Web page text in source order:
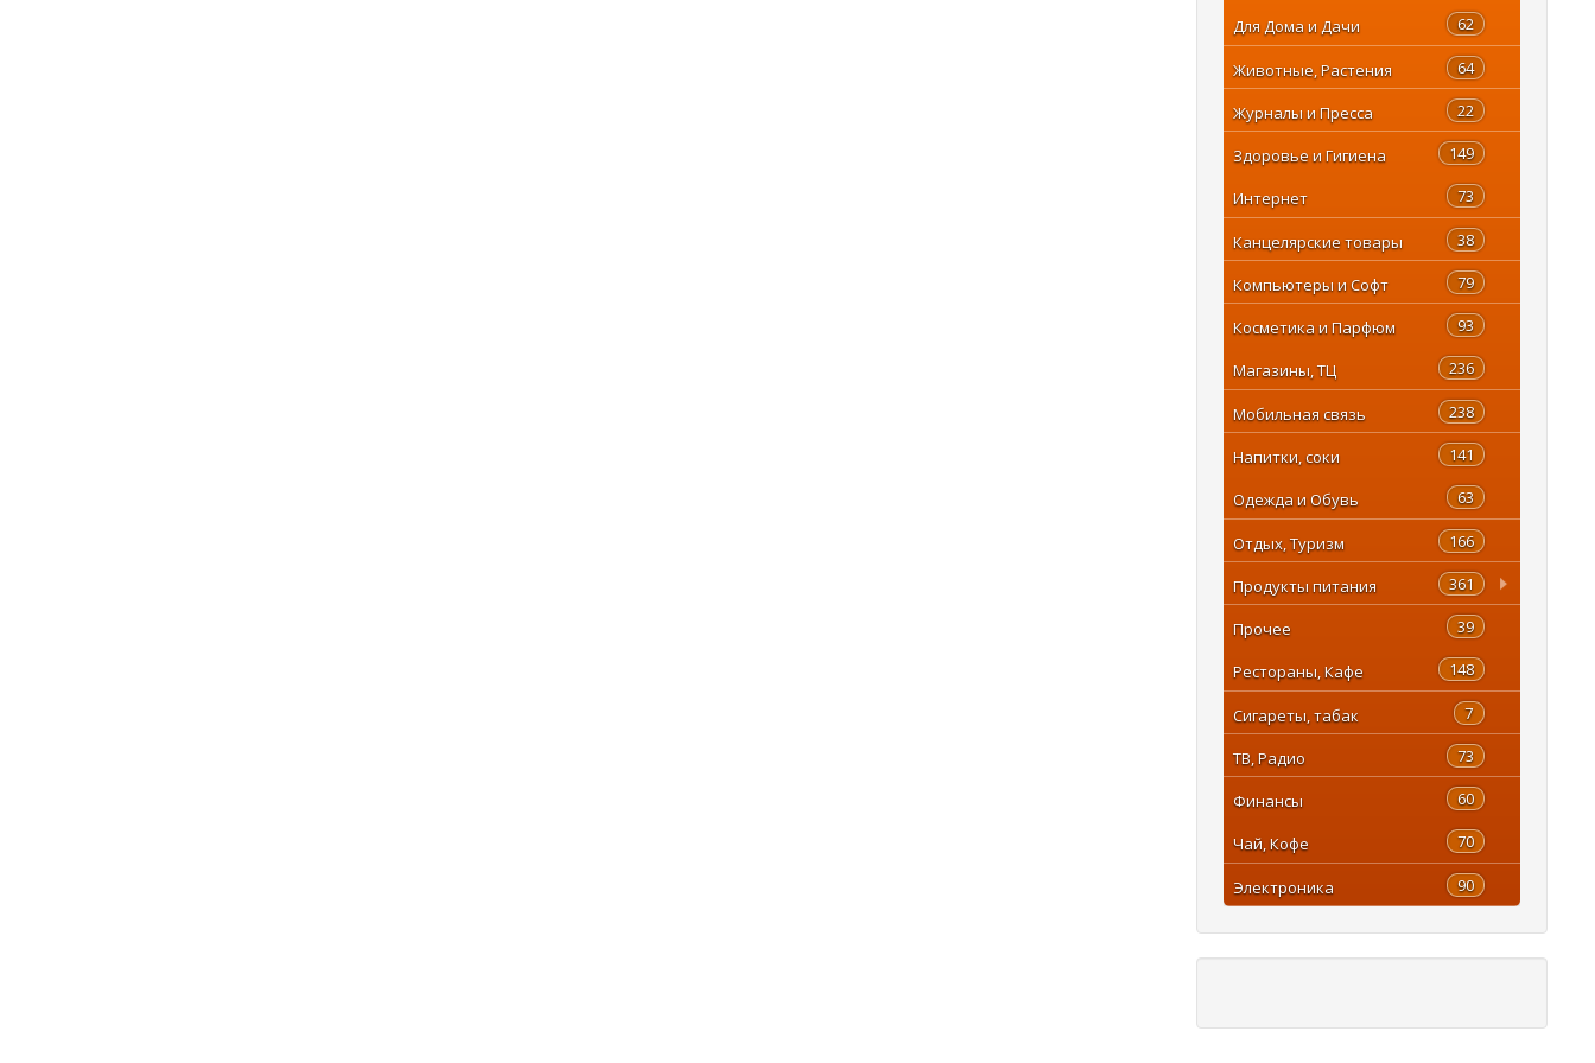
62
Для Дома и Дачи
64
Животные, Растения
22
Журналы и Пресса
149
Здоровье и Гигиена
73
Интернет
38
Канцелярские товары
79
Компьютеры и Софт
93
Косметика и Парфюм
236
Магазины, ТЦ
238
Мобильная связь
141
Напитки, соки
63
Одежда и Обувь
166
Отдых, Туризм
361
Продукты питания
39
Прочее
148
Рестораны, Кафе
7
Сигареты, табак
73
ТВ, Радио
60
Финансы
70
Чай, Кофе
90
Электроника